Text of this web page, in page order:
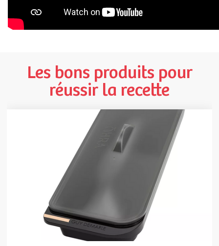
Les bons produits pour
réussir la recette